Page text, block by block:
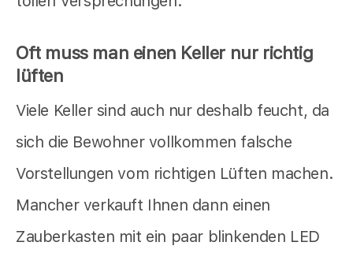
Oft muss man einen Keller nur richtig
lüften
Viele Keller sind auch nur deshalb feucht, da
sich die Bewohner vollkommen falsche
Vorstellungen vom richtigen Lüften machen.
Mancher verkauft Ihnen dann einen
Zauberkasten mit ein paar blinkenden LED